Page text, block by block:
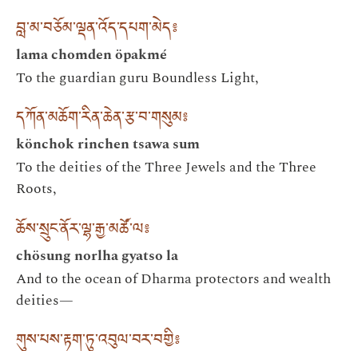
བླ་མ་བཅོམ་ལྡན་འོད་དཔག་མེད༔
lama chomden öpakmé
To the guardian guru Boundless Light,
དཀོན་མཆོག་རིན་ཆེན་རྩ་བ་གསུམ༔
könchok rinchen tsawa sum
To the deities of the Three Jewels and the Three
Roots,
ཆོས་སྲུང་ནོར་ལྷ་རྒྱ་མཚོ་ལ༔
chösung norlha gyatso la
And to the ocean of Dharma protectors and wealth
deities—
གུས་པས་རྟག་ཏུ་འབུལ་བར་བགྱི༔